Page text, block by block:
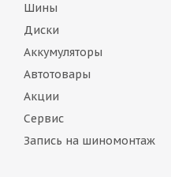
Шины
Диски
Аккумуляторы
Автотовары
Акции
Сервис
Запись на шиномонтаж